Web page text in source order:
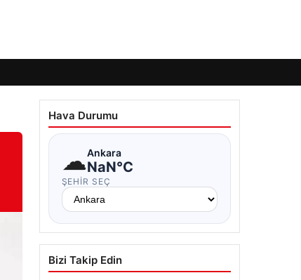
Hava Durumu
☁Ankara
NaN°C
ŞEHIR SEÇ
Bizi Takip Edin